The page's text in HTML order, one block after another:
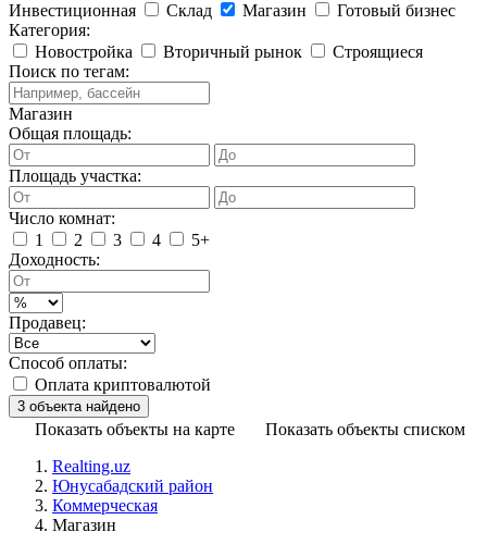
Инвестиционная
Склад Магазин
Готовый бизнес
Категория:
Новостройка
Вторичный рынок
Строящиеся
Поиск по тегам:
Магазин
Общая площадь:
Площадь участка:
Число комнат:
1
2 3 4
5+
Доходность:
Продавец:
Способ оплаты:
Оплата криптовалютой
Показать объекты на карте
Показать объекты списком
Realting.uz
Юнусабадский район
Коммерческая
Магазин